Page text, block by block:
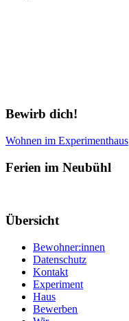
Bewirb dich!
Wohnen im Experimenthaus
Ferien im Neubühl
Übersicht
Bewohner:innen
Datenschutz
Kontakt
Experiment
Haus
Bewerben